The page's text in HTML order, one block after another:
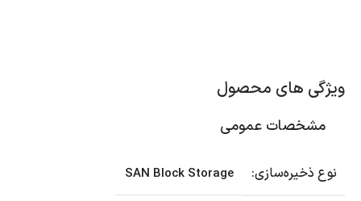
ویژگی های محصول
مشخصات عمومی
نوع ذخیره‌سازی: SAN Block Storage